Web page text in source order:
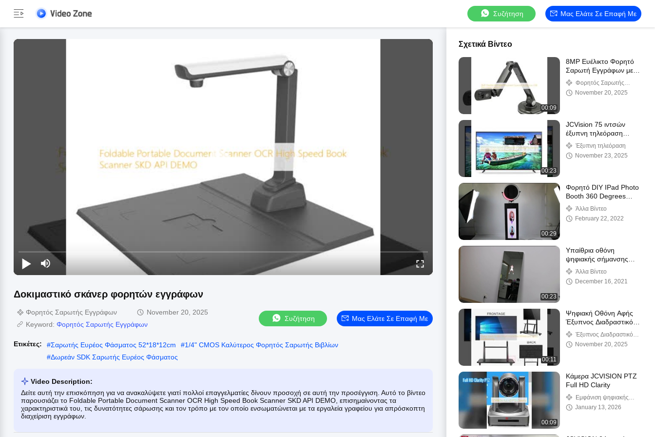
Συζήτηση Μας Ελάτε Σε Επαφή Με
Δοκιμαστικό σκάνερ φορητών εγγράφων
Φορητός Σαρωτής Εγγράφων
November 20, 2025
Keyword: Φορητός Σαρωτής Εγγράφων
Συζήτηση Μας Ελάτε Σε Επαφή Με
Ετικέτες: #Σαρωτής Ευρέος Φάσματος 52*18*12cm #1/4" CMOS Καλύτερος Φορητός Σαρωτής Βιβλίων
#Δωρεάν SDK Σαρωτής Ευρέος Φάσματος
Video Description:
Δείτε αυτή την επισκόπηση για να ανακαλύψετε γιατί πολλοί επαγγελματίες δίνουν προσοχή σε αυτή την προσέγγιση. Αυτό το βίντεο
παρουσιάζει το Foldable Portable Document Scanner OCR High Speed Book Scanner SKD API DEMO, επισημαίνοντας τα
χαρακτηριστικά του, τις δυνατότητες σάρωσης και τον τρόπο με τον οποίο ενσωματώνεται με τα εργαλεία γραφείου για απρόσκοπτη
διαχείριση εγγράφων.
Σχετικά Βίντεο
00:09
8MP Ευέλικτο Φορητό
Σαρωτή Εγγράφων με
Αυτόματη Εστίαση USB
Document Camera
Φορητός Σαρωτής
Εγγράφων
November 20, 2025
00:23
JCVision 75 ιντσών
έξυπνη τηλεόραση
Android 12.0
λειτουργικό σύστημα
300 Cd/M2 με 56
Έξυπνη τηλεόραση
November 23, 2025
00:29
Φορητό DIY IPad Photo
Booth 360 Degrees
Shooting for Wedding
Party
Άλλα Βίντεο
February 22, 2022
00:23
Υπαίθρια οθόνη
ψηφιακής σήμανσης
κλίμακας γκρι IP65 P6
Μονάδα οθόνης LED
SMD
Άλλα Βίντεο
December 16, 2021
00:11
Ψηφιακή Οθόνη Αφής
Έξυπνος Διαδραστικός
Πίνακας Λευκού
Χρώματος για
Βιντεοδιασκέψεις
Έξυπνος Διαδραστικός
ΠίνακαςNovember 20, 2025
00:09
Κάμερα JCVISION PTZ
Full HD Clarity
Εμφάνιση ψηφιακής
σήμανσης σε εσωτερικούς
January 13, 2026